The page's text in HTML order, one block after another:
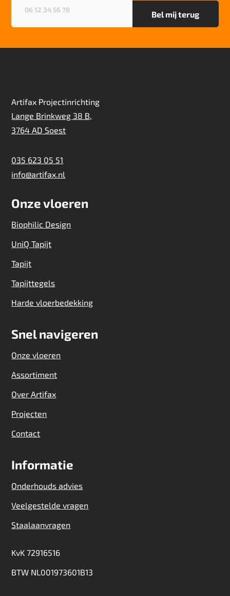
Project gebruik
zwaar
Artifax Projectinrichting
Lange Brinkweg 38 B,
3764 AD Soest
035 623 05 51
info@artifax.nl
Onze vloeren
Biophilic Design
UniQ Tapijt
Tapijt
Tapijttegels
Harde vloerbedekking
Snel navigeren
Onze vloeren
Assortiment
Over Artifax
Projecten
Contact
Informatie
Onderhouds advies
Veelgestelde vragen
Staalaanvragen
KvK 72916516
BTW NL001973601B13